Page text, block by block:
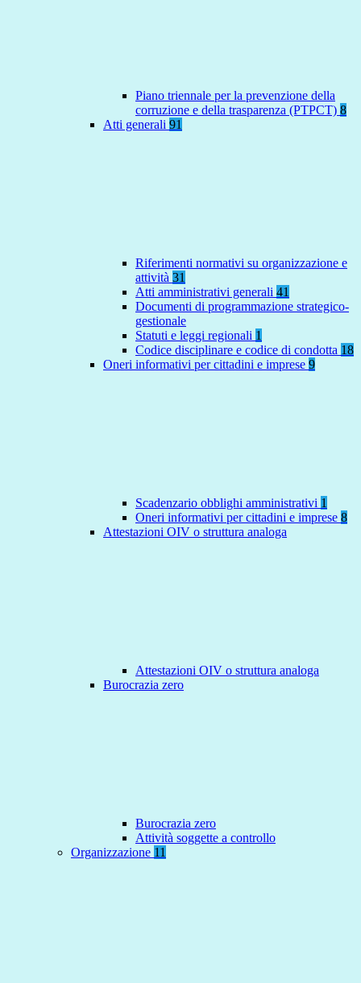
Piano triennale per la prevenzione della
corruzione e della trasparenza (PTPCT) 8
Atti generali 91
Riferimenti normativi su organizzazione e
attività 31
Atti amministrativi generali 41
Documenti di programmazione strategico-
gestionale
Statuti e leggi regionali 1
Codice disciplinare e codice di condotta 18
Oneri informativi per cittadini e imprese 9
Scadenzario obblighi amministrativi 1
Oneri informativi per cittadini e imprese 8
Attestazioni OIV o struttura analoga
Attestazioni OIV o struttura analoga
Burocrazia zero
Burocrazia zero
Attività soggette a controllo
Organizzazione 11